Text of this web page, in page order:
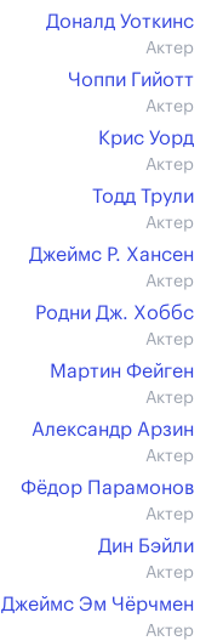
Доналд Уоткинс
Актер
Чоппи Гийотт
Актер
Крис Уорд
Актер
Тодд Трули
Актер
Джеймс Р. Хансен
Актер
Родни Дж. Хоббс
Актер
Мартин Фейген
Актер
Александр Арзин
Актер
Фёдор Парамонов
Актер
Дин Бэйли
Актер
Джеймс Эм Чёрчмен
Актер